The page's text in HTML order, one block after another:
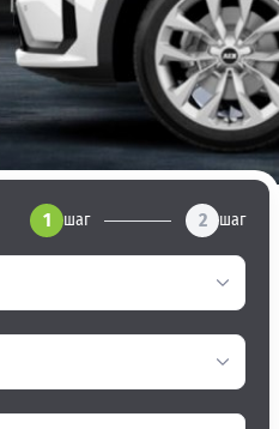
1 шаг 2 шаг